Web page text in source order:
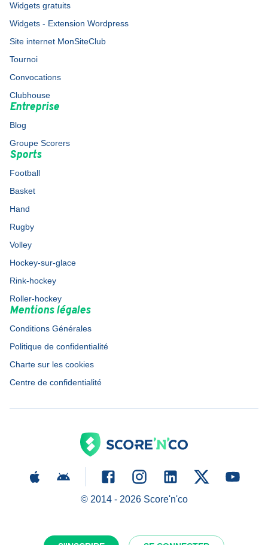
Widgets gratuits
Widgets - Extension Wordpress
Site internet MonSiteClub
Tournoi
Convocations
Clubhouse
Entreprise
Blog
Groupe Scorers
Sports
Football
Basket
Hand
Rugby
Volley
Hockey-sur-glace
Rink-hockey
Roller-hockey
Mentions légales
Conditions Générales
Politique de confidentialité
Charte sur les cookies
Centre de confidentialité
© 2014 - 2026Score'n'co